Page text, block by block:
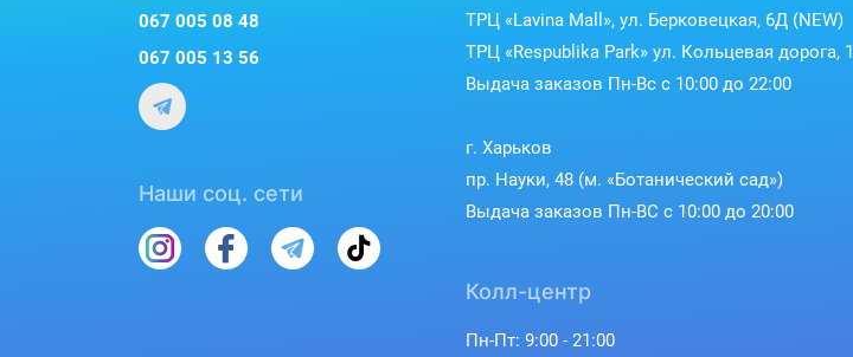
067 005 08 48
067 005 13 56
Наши соц. сети
ТРЦ «Lavina Mall», ул. Берковецкая, 6Д (NEW)
ТРЦ «Respublika Park» ул. Кольцевая дорога, 1
Выдача заказов Пн-Вс с 10:00 до 22:00
г. Харьков
пр. Науки, 48 (м. «Ботанический сад»)
Выдача заказов Пн-ВС с 10:00 до 20:00
Колл-центр
Пн-Пт: 9:00 - 21:00